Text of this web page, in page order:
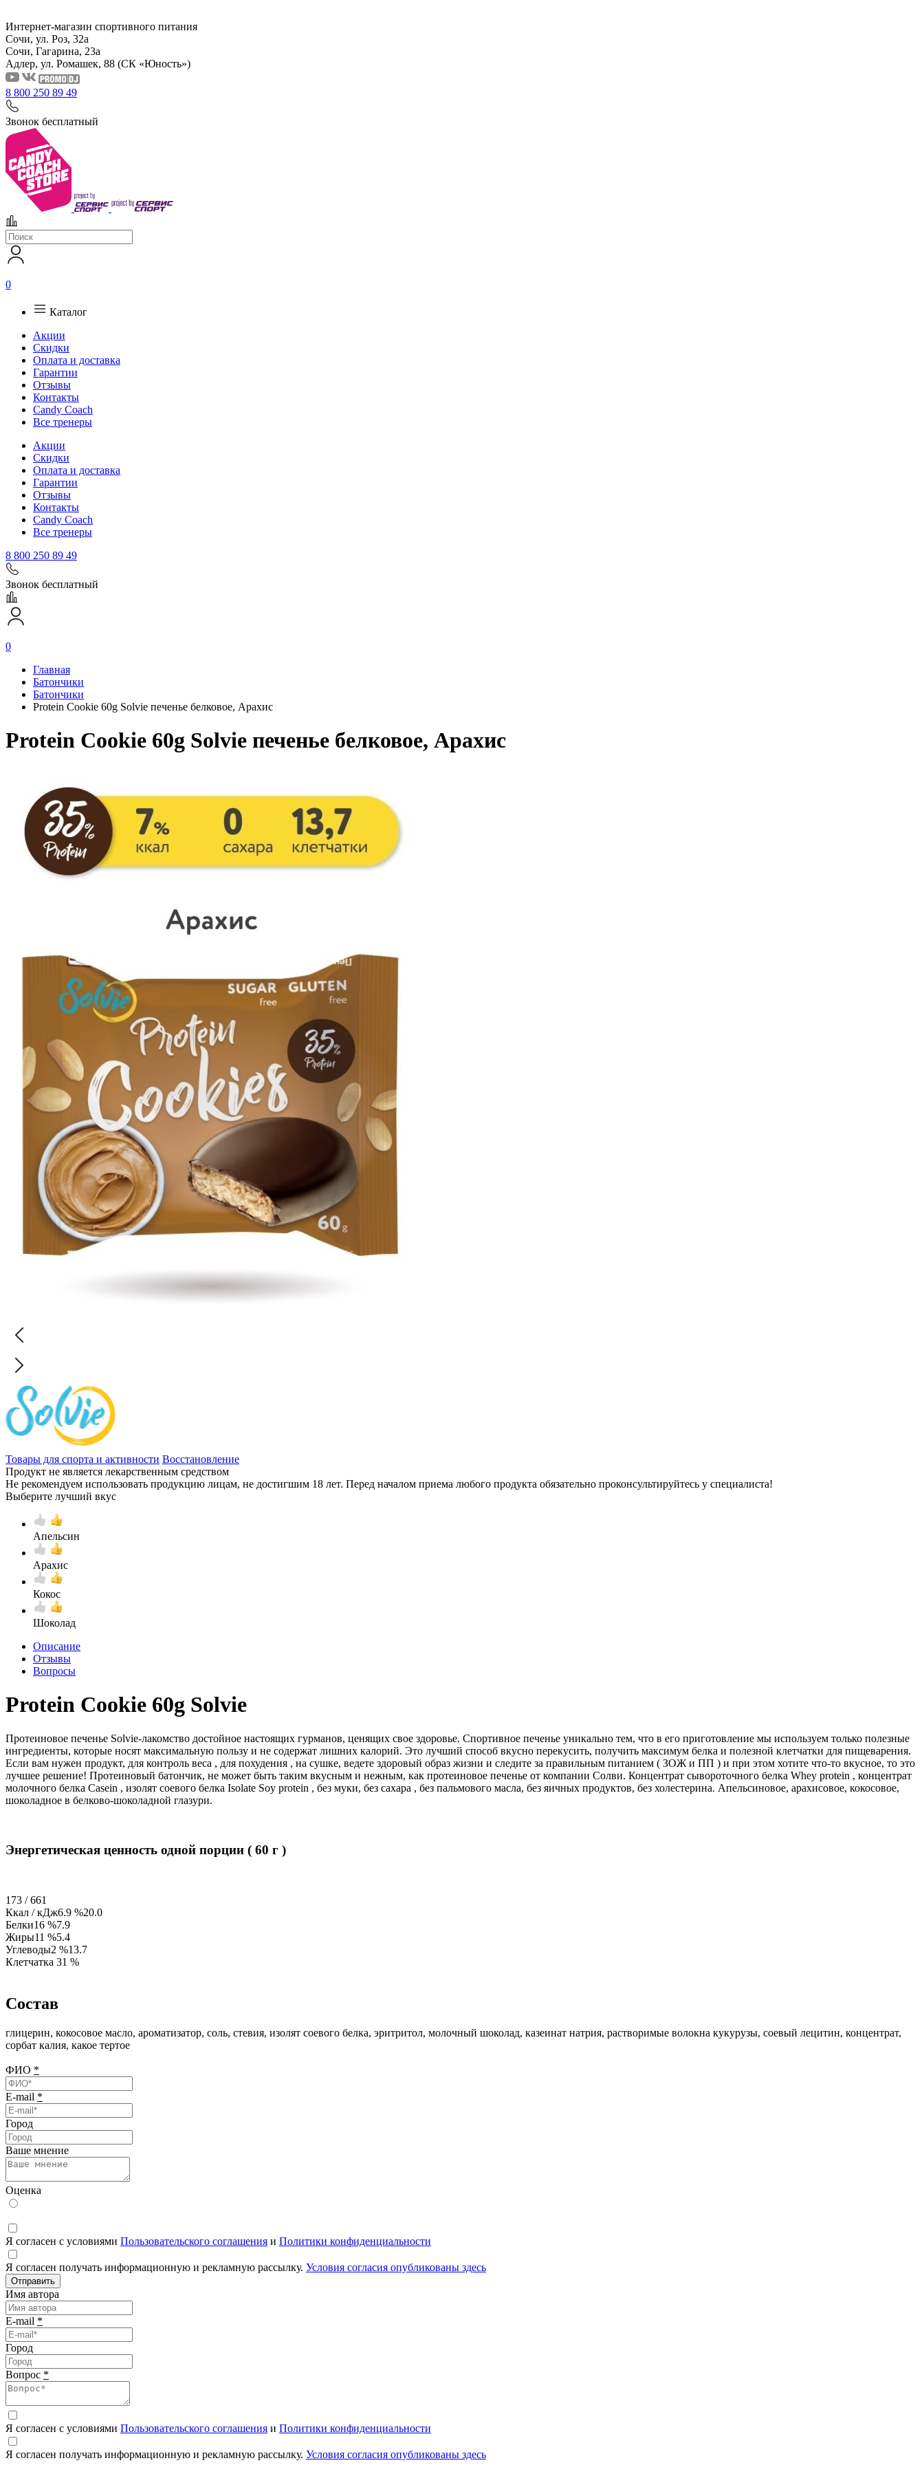
Интернет-магазин спортивного питания
Сочи, ул. Роз, 32а
Сочи, Гагарина, 23а
Адлер, ул. Ромашек, 88 (СК «Юность»)
8 800 250 89 49
Звонок бесплатный
0
Каталог
Акции
Скидки
Оплата и доставка
Гарантии
Отзывы
Контакты
Candy Coach
Все тренеры
Акции
Скидки
Оплата и доставка
Гарантии
Отзывы
Контакты
Candy Coach
Все тренеры
8 800 250 89 49
Звонок бесплатный
0
Главная
Батончики
Батончики
Protein Cookie 60g Solvie печенье белковое, Арахис
Protein Cookie 60g Solvie печенье белковое, Арахис
Товары для спорта и активности Восстановление
Продукт не является лекарственным средством
Не рекомендуем использовать продукцию лицам, не достигшим 18 лет. Перед началом приема любого продукта обязательно проконсультируйтесь у специалиста!
Выберите лучший вкус
Апельсин
Арахис
Кокос
Шоколад
Описание
Отзывы
Вопросы
Protein Cookie 60g Solvie
Протеиновое печенье Solvie-лакомство достойное настоящих гурманов, ценящих свое здоровье. Спортивное печенье уникально тем, что в его приготовление мы используем только полезные
ингредиенты, которые носят максимальную пользу и не содержат лишних калорий. Это лучший способ вкусно перекусить, получить максимум белка и полезной клетчатки для пищеварения.
Если вам нужен продукт, для контроль веса , для похудения , на сушке, ведете здоровый образ жизни и следите за правильным питанием ( ЗОЖ и ПП ) и при этом хотите что-то вкусное, то это
лучшее решение! Протеиновый батончик, не может быть таким вкусным и нежным, как протеиновое печенье от компании Солви. Концентрат сывороточного белка Whey protein , концентрат
молочного белка Casein , изолят соевого белка Isolate Soy protein , без муки, без сахара , без пальмового масла, без яичных продуктов, без холестерина. Апельсиновое, арахисовое, кокосовое,
шоколадное в белково-шоколадной глазури.
Энергетическая ценность одной порции ( 60 г )
173 / 661
Ккал / кДж6.9 %20.0
Белки16 %7.9
Жиры11 %5.4
Углеводы2 %13.7
Клетчатка 31 %
Состав
глицерин, кокосовое масло, ароматизатор, соль, стевия, изолят соевого белка, эритритол, молочный шоколад, казеинат натрия, растворимые волокна кукурузы, соевый лецитин, концентрат,
сорбат калия, какое тертое
ФИО *
E-mail *
Город
Ваше мнение
Оценка
Я согласен с условиями Пользовательского соглашения и Политики конфиденциальности
Я согласен получать информационную и рекламную рассылку. Условия согласия опубликованы здесь
Отправить
Имя автора
E-mail *
Город
Вопрос *
Я согласен с условиями Пользовательского соглашения и Политики конфиденциальности
Я согласен получать информационную и рекламную рассылку. Условия согласия опубликованы здесь